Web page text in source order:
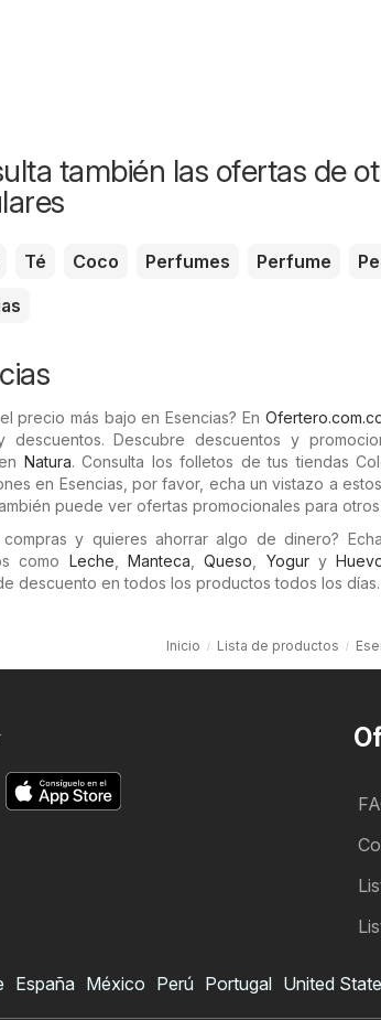
también las ofertas de
Té Coco Perfumes Perfume
precio más bajo en Esencias? En
descuentos. Descubre descuentos y
Natura. Consulta los folletos de tus tiendas
en Esencias, por favor, echa un vistazo a
puede ver ofertas promocionales para
compras y quieres ahorrar algo de dinero?
como Leche Manteca ,Queso Yogury
descuento en todos los productos todos los días.
Inicio Lista de productos
España México Perú Portugal United